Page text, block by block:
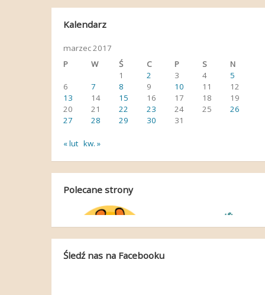
Kalendarz
marzec 2017
P
W Ś C P S
N
1
2 3 4
5
6
7 8 9 10 11
12
13
14 15 16 17 18
19
20
21 22 23 24 25
26
27
28 29 30 31
« lut kw. »
Polecane strony
Śledź nas na Facebooku